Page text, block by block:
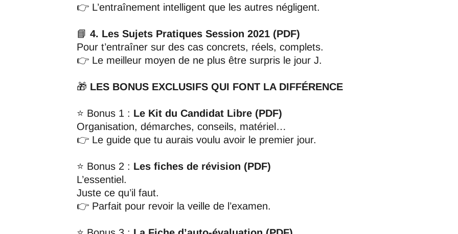
👉 L’entraînement intelligent que les autres négligent.
📘 4. Les Sujets Pratiques Session 2021 (PDF)
Pour t’entraîner sur des cas concrets, réels, complets.
👉 Le meilleur moyen de ne plus être surpris le jour J.
🎁 LES BONUS EXCLUSIFS QUI FONT LA DIFFÉRENCE
⭐ Bonus 1 : Le Kit du Candidat Libre (PDF)
Organisation, démarches, conseils, matériel…
👉 Le guide que tu aurais voulu avoir le premier jour.
⭐ Bonus 2 : Les fiches de révision (PDF)
L’essentiel.
Juste ce qu’il faut.
👉 Parfait pour revoir la veille de l’examen.